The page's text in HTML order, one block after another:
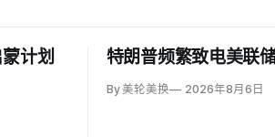
计划 特朗普频繁致电美联
By 美轮美换 2026年8月6日